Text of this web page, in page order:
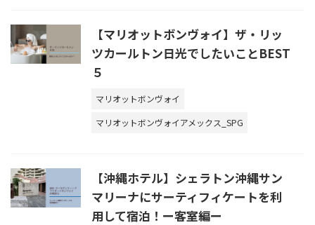
【マリオットボンヴォイ】ザ・リッ
ツカールトン日光でしたいことBEST
５
マリオットボンヴォイ
マリオットボンヴォイアメックス_SPG
【沖縄ホテル】シェラトン沖縄サン
マリーナにサーティフィケートを利
用して宿泊！ー客室編ー